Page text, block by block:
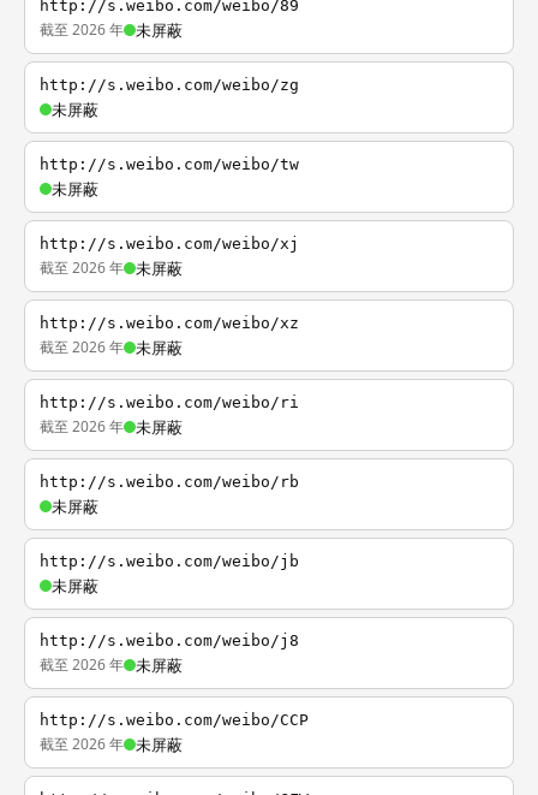
http://s.weibo.com/weibo/89
截至 2026 年 未屏蔽
http://s.weibo.com/weibo/zg
未屏蔽
http://s.weibo.com/weibo/tw
未屏蔽
http://s.weibo.com/weibo/xj
截至 2026 年 未屏蔽
http://s.weibo.com/weibo/xz
截至 2026 年 未屏蔽
http://s.weibo.com/weibo/ri
截至 2026 年 未屏蔽
http://s.weibo.com/weibo/rb
未屏蔽
http://s.weibo.com/weibo/jb
未屏蔽
http://s.weibo.com/weibo/j8
截至 2026 年 未屏蔽
http://s.weibo.com/weibo/CCP
截至 2026 年 未屏蔽